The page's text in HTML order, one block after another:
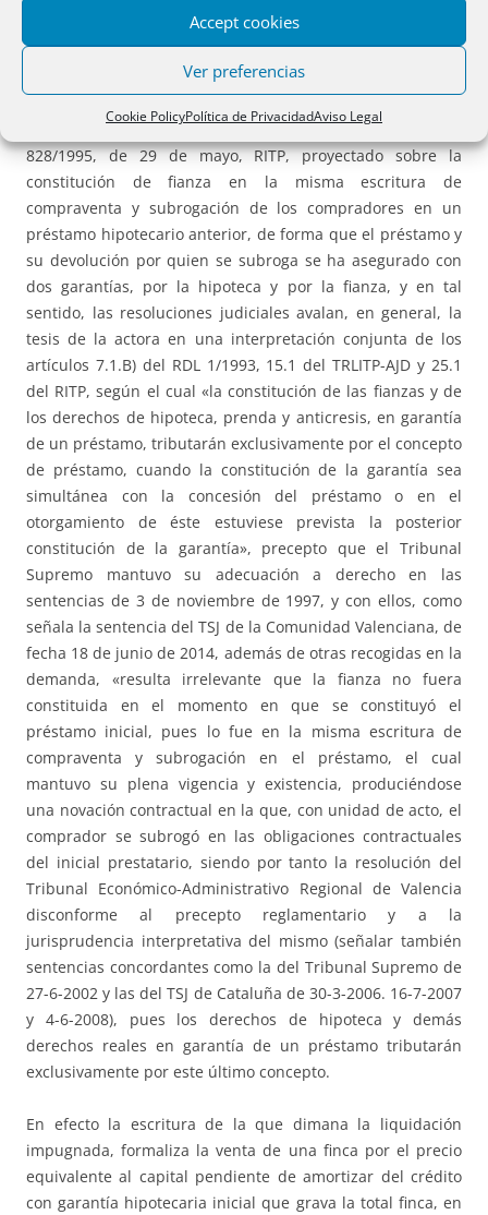
Accept cookies
Ver preferencias
Cookie PolicyPolítica de PrivacidadAviso Legal
recurrente, con motivo de la subrogación del adquirente
de la vivienda en el préstamo pendiente del transmitente,
que la Administración entiende no tributa en unidad de
controversia en la interpretación del artículo 25.1 del R.D.
828/1995, de 29 de mayo, RITP, proyectado sobre la
constitución de fianza en la misma escritura de
compraventa y subrogación de los compradores en un
préstamo hipotecario anterior, de forma que el préstamo y
su devolución por quien se subroga se ha asegurado con
dos garantías, por la hipoteca y por la fianza, y en tal
sentido, las resoluciones judiciales avalan, en general, la
tesis de la actora en una interpretación conjunta de los
artículos 7.1.B) del RDL 1/1993, 15.1 del TRLITP-AJD y 25.1
del RITP, según el cual «la constitución de las fianzas y de
los derechos de hipoteca, prenda y anticresis, en garantía
de un préstamo, tributarán exclusivamente por el concepto
de préstamo, cuando la constitución de la garantía sea
simultánea con la concesión del préstamo o en el
otorgamiento de éste estuviese prevista la posterior
constitución de la garantía», precepto que el Tribunal
Supremo mantuvo su adecuación a derecho en las
sentencias de 3 de noviembre de 1997, y con ellos, como
señala la sentencia del TSJ de la Comunidad Valenciana, de
fecha 18 de junio de 2014, además de otras recogidas en la
demanda, «resulta irrelevante que la fianza no fuera
constituida en el momento en que se constituyó el
préstamo inicial, pues lo fue en la misma escritura de
compraventa y subrogación en el préstamo, el cual
mantuvo su plena vigencia y existencia, produciéndose
una novación contractual en la que, con unidad de acto, el
comprador se subrogó en las obligaciones contractuales
del inicial prestatario, siendo por tanto la resolución del
Tribunal Económico-Administrativo Regional de Valencia
disconforme al precepto reglamentario y a la
jurisprudencia interpretativa del mismo (señalar también
sentencias concordantes como la del Tribunal Supremo de
27-6-2002 y las del TSJ de Cataluña de 30-3-2006. 16-7-2007
y 4-6-2008), pues los derechos de hipoteca y demás
derechos reales en garantía de un préstamo tributarán
exclusivamente por este último concepto.
En efecto la escritura de la que dimana la liquidación
impugnada, formaliza la venta de una finca por el precio
equivalente al capital pendiente de amortizar del crédito
con garantía hipotecaria inicial que grava la total finca, en